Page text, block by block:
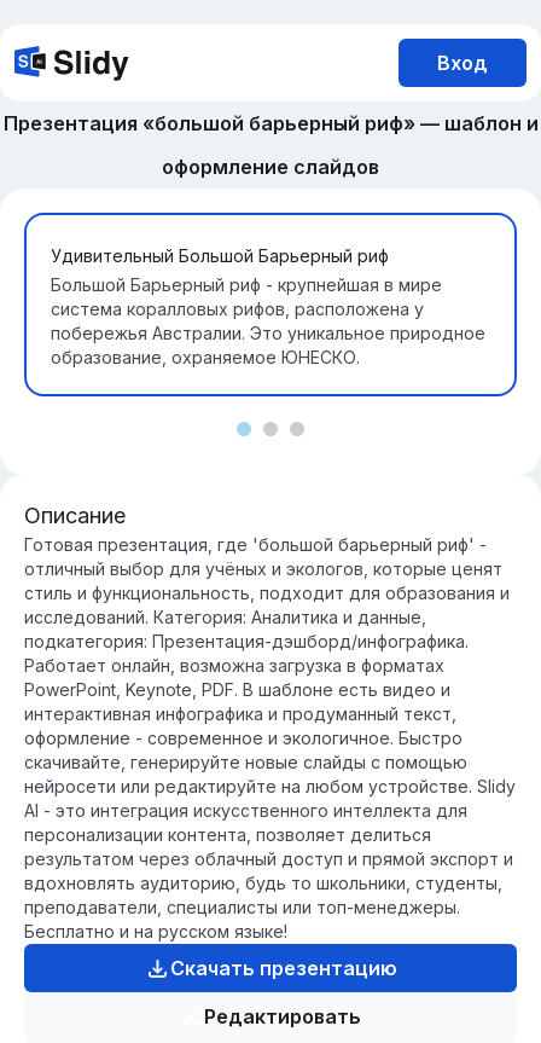
Вход
Презентация «большой барьерный риф» — шаблон и
оформление слайдов
Удивительный Большой Барьерный риф
Большой Барьерный риф - крупнейшая в мире
система коралловых рифов, расположена у
побережья Австралии. Это уникальное природное
образование, охраняемое ЮНЕСКО.
Описание
Готовая презентация, где 'большой барьерный риф' -
отличный выбор для учёных и экологов, которые ценят
стиль и функциональность, подходит для образования и
исследований. Категория: Аналитика и данные,
подкатегория: Презентация-дэшборд/инфографика.
Работает онлайн, возможна загрузка в форматах
PowerPoint, Keynote, PDF. В шаблоне есть видео и
интерактивная инфографика и продуманный текст,
оформление - современное и экологичное. Быстро
скачивайте, генерируйте новые слайды с помощью
нейросети или редактируйте на любом устройстве. Slidy
AI - это интеграция искусственного интеллекта для
персонализации контента, позволяет делиться
результатом через облачный доступ и прямой экспорт и
вдохновлять аудиторию, будь то школьники, студенты,
преподаватели, специалисты или топ-менеджеры.
Бесплатно и на русском языке!
Скачать презентацию
Редактировать